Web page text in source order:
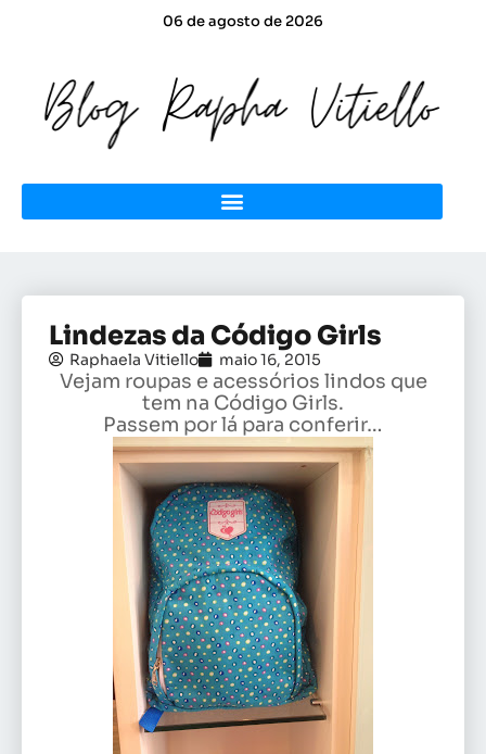
06 de agosto de 2026
Lindezas da Código Girls
Raphaela Vitiello maio 16, 2015
Vejam roupas e acessórios lindos que
tem na Código Girls.
Passem por lá para conferir…